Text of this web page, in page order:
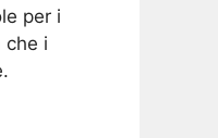
per i
che i